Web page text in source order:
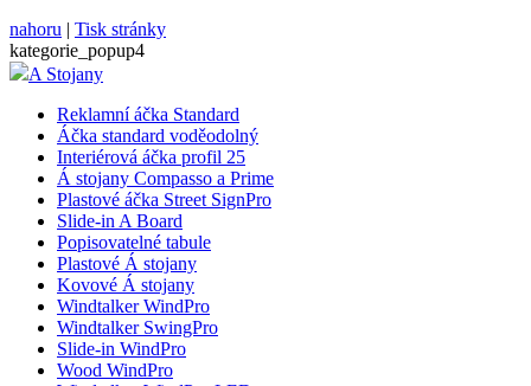
nahoru | Tisk stránky
kategorie_popup4
A Stojany
Reklamní áčka Standard
Áčka standard voděodolný
Interiérová áčka profil 25
Á stojany Compasso a Prime
Plastové áčka Street SignPro
Slide-in A Board
Popisovatelné tabule
Plastové Á stojany
Kovové Á stojany
Windtalker WindPro
Windtalker SwingPro
Slide-in WindPro
Wood WindPro